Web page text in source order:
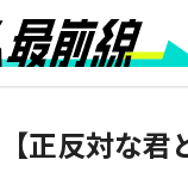
【正反対な